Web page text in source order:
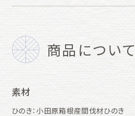
商品について
素材
ひのき：小田原箱根産間伐材ひのき